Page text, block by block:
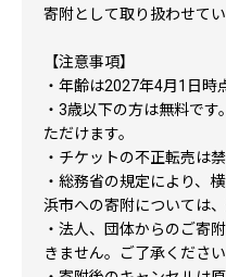
寄附として取り扱わせてい
【注意事項】
・年齢は2027年4月1日時
・3歳以下の方は無料で
ただけます。
・チケットの不正転売は禁
・総務省の規定により、
浜市への寄附については
・法人、団体からのご寄
きません。ご了承ください